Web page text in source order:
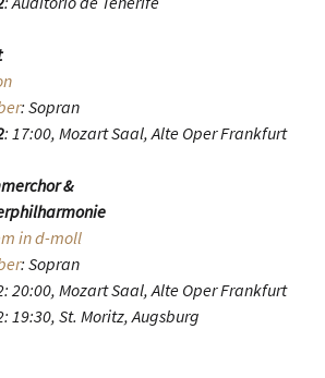
: Sopran
: 17:00, Mozart Saal, Alte Oper Frankfurt
&
in d-moll
: Sopran
20:00, Mozart Saal, Alte Oper Frankfurt
19:30, St. Moritz, Augsburg